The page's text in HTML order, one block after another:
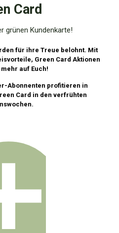
Card
grünen Kundenkarte!
für ihre Treue belohnt. Mit
Green Card Aktionen
auf Euch!
Abonnenten profitieren in
Card in den verfrühten